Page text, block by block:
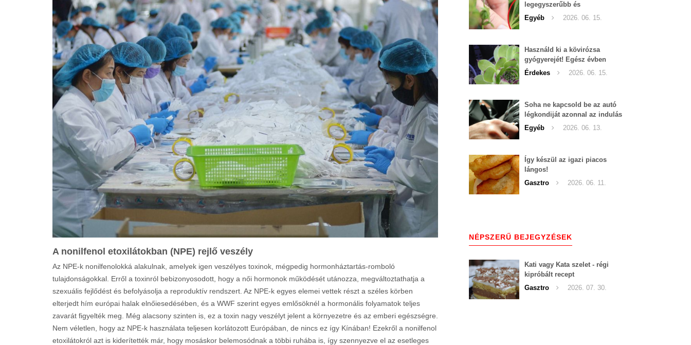
A nonilfenol etoxilátokban (NPE) rejlő veszély
Az NPE-k nonilfenolokká alakulnak, amelyek igen veszélyes toxinok, mégpedig hormonháztartás-romboló
tulajdonságokkal. Erről a toxinról bebizonyosodott, hogy a női hormonok működését utánozza, megváltoztathatja a
szexuális fejlődést és befolyásolja a reproduktív rendszert. Az NPE-k egyes elemei vettek részt a széles körben
elterjedt hím európai halak elnőiesedésében, és a WWF szerint egyes emlősöknél a hormonális folyamatok teljes
zavarát figyelték meg. Még alacsony szinten is, ez a toxin nagy veszélyt jelent a környezetre és az emberi egészségre.
Nem véletlen, hogy az NPE-k használata teljesen korlátozott Európában, de nincs ez így Kínában! Ezekről a nonilfenol
etoxilátokról azt is kiderítették már, hogy mosáskor belemosódnak a többi ruhába is, így szennyezve el az esetleges
legegyszerűbb és
leghatékonyabb filléres
háziszer
Egyéb 2026. 06. 15.
Használd ki a kövirózsa
gyógyerejét! Egész évben
hozzáférhető.
Érdekes 2026. 06. 15.
Soha ne kapcsold be az autó
légkondiját azonnal az indulás
után!
Egyéb 2026. 06. 13.
Így készül az igazi piacos
lángos!
Gasztro
2026. 06. 11.
NÉPSZERŰ BEJEGYZÉSEK
Kati vagy Kata szelet - régi
kipróbált recept
Gasztro
2026. 07. 30.